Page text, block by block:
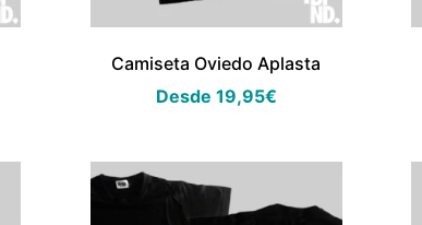
Camiseta Oviedo Aplasta
Desde 19,95€